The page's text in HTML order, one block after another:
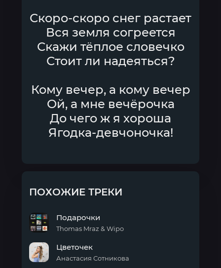
Скоро-скоро снег растает
Вся земля согреется
Скажи тёплое словечко
Стоит ли надеяться?
Кому вечер, а кому вечер
Ой, а мне вечёрочка
До чего ж я хороша
Ягодка-девчоночка!
ПОХОЖИЕ ТРЕКИ
Подарочки
Thomas Mraz & Wipo
Цветочек
Анастасия Сотникова